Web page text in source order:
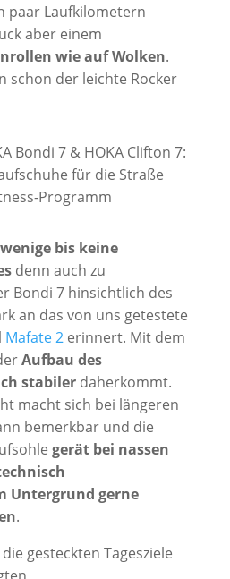
paar Laufkilometern
aber einem
wie auf Wolken.
schon der leichte Rocker
wenige bis keine
denn auch zu
Bondi 7 hinsichtlich des
an das von uns getestete
Mafate 2 erinnert. Mit dem
Aufbau des
stabiler daherkommt.
macht sich bei längeren
bemerkbar und die
gerät bei nassen
Untergrund gerne
.
gesteckten Tagesziele